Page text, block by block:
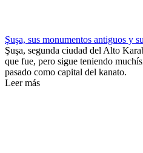
Şuşa, sus monumentos antiguos y
Şuşa, segunda ciudad del Alto
que fue, pero sigue teniendo
pasado como capital del kanato.
Leer más